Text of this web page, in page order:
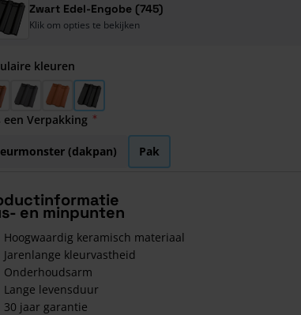
Zwart Edel-Engobe (745)
Klik om opties te bekijken
kleuren
(875)
Leikleur Mat Engobe (703)
Natuurrood+ (652)
Zwart Edel-Engobe (745)
een Verpakking
(dakpan) Pak
en minpunten
Hoogwaardig keramisch materiaal
Jarenlange kleurvastheid
Onderhoudsarm
Lange levensduur
30 jaar garantie